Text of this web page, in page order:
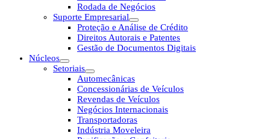
Rodada de Negócios
Suporte Empresarial
Proteção e Análise de Crédito
Direitos Autorais e Patentes
Gestão de Documentos Digitais
Núcleos
Setoriais
Automecânicas
Concessionárias de Veículos
Revendas de Veículos
Negócios Internacionais
Transportadoras
Indústria Moveleira